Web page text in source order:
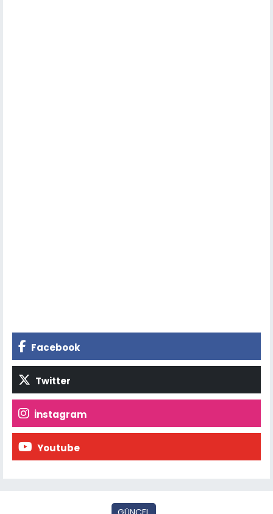
Facebook
Twitter
İnstagram
Youtube